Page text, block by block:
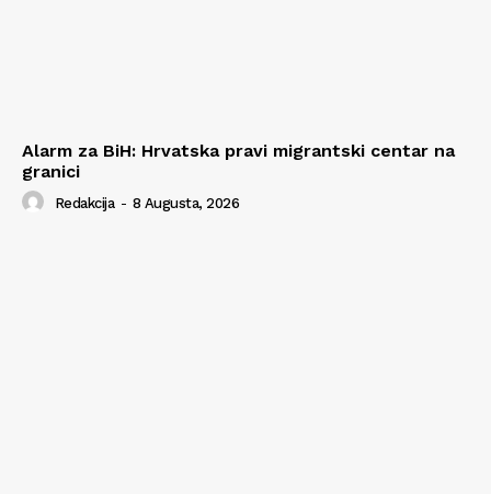
Alarm za BiH: Hrvatska pravi migrantski centar na
granici
Redakcija - 8 Augusta, 2026